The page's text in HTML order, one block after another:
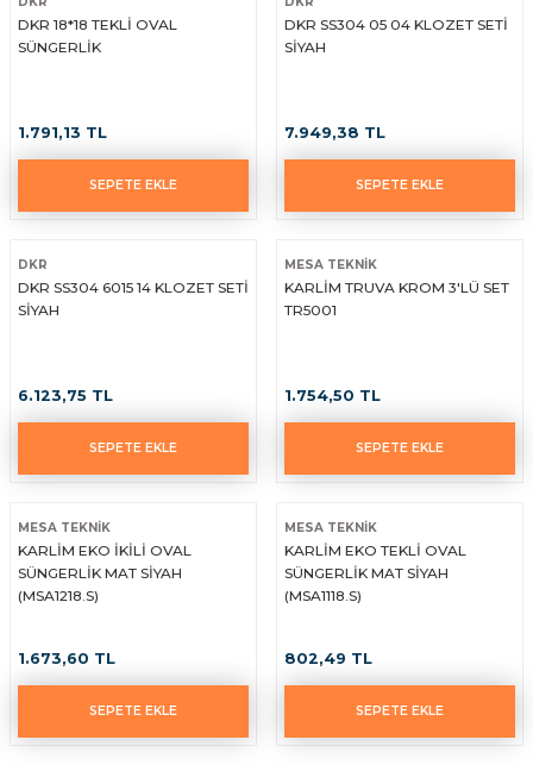
/ Vernikler
Banyo Ürünleri
Aksesuar
DKR 18*18 TEKLİ OVAL
SÜNGERLİK
1.791,13 TL
SEPETE EKLE
DKR SS304 05 04 KLOZET SETİ
SİYAH
7.949,38 TL
SEPETE EKLE
DKR
DKR SS304 6015 14 KLOZET SETİ
SİYAH
6.123,75 TL
SEPETE EKLE
MESA TEKNİK
KARLİM TRUVA KROM 3'LÜ SET
TR5001
1.754,50 TL
SEPETE EKLE
MESA TEKNİK
KARLİM EKO İKİLİ OVAL
SÜNGERLİK MAT SİYAH
(MSA1218.S)
1.673,60 TL
SEPETE EKLE
MESA TEKNİK
KARLİM EKO TEKLİ OVAL
SÜNGERLİK MAT SİYAH
(MSA1118.S)
802,49 TL
SEPETE EKLE